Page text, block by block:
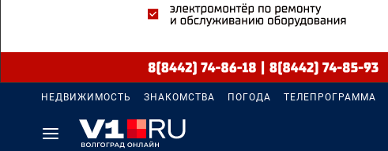
НЕДВИЖИМОСТЬ ЗНАКОМСТВА ПОГОДА ТЕЛЕПРОГРАММА